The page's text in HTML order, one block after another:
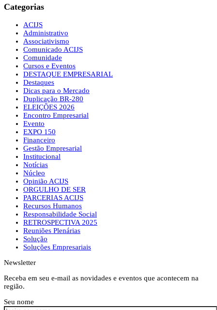
Categorias
ACIJS
Administrativo
Associativismo
Comunicado ACIJS
Comunidade
Cursos e Eventos
DESTAQUE EMPRESARIAL
Destaques
Dicas para o Mercado
Duplicação BR-280
ELEIÇÕES 2026
Encontro Empresarial
Evento
EXPO 150
Financeiro
Gestão Empresarial
Institucional
Notícias
Núcleo
Opinião ACIJS
ORGULHO DE SER
PARCERIAS ACIJS
Recursos Humanos
Responsabilidade Social
RETROSPECTIVA 2025
Reuniões Plenárias
Solução
Soluções Empresariais
Newsletter
Receba em seu e-mail as novidades e eventos que acontecem na
região.
Seu nome